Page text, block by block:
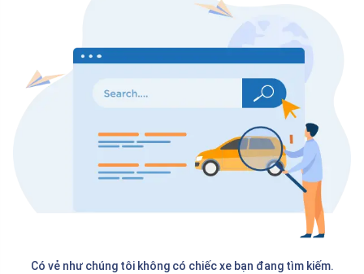
Có vẻ như chúng tôi không có chiếc xe bạn đang tìm kiếm.